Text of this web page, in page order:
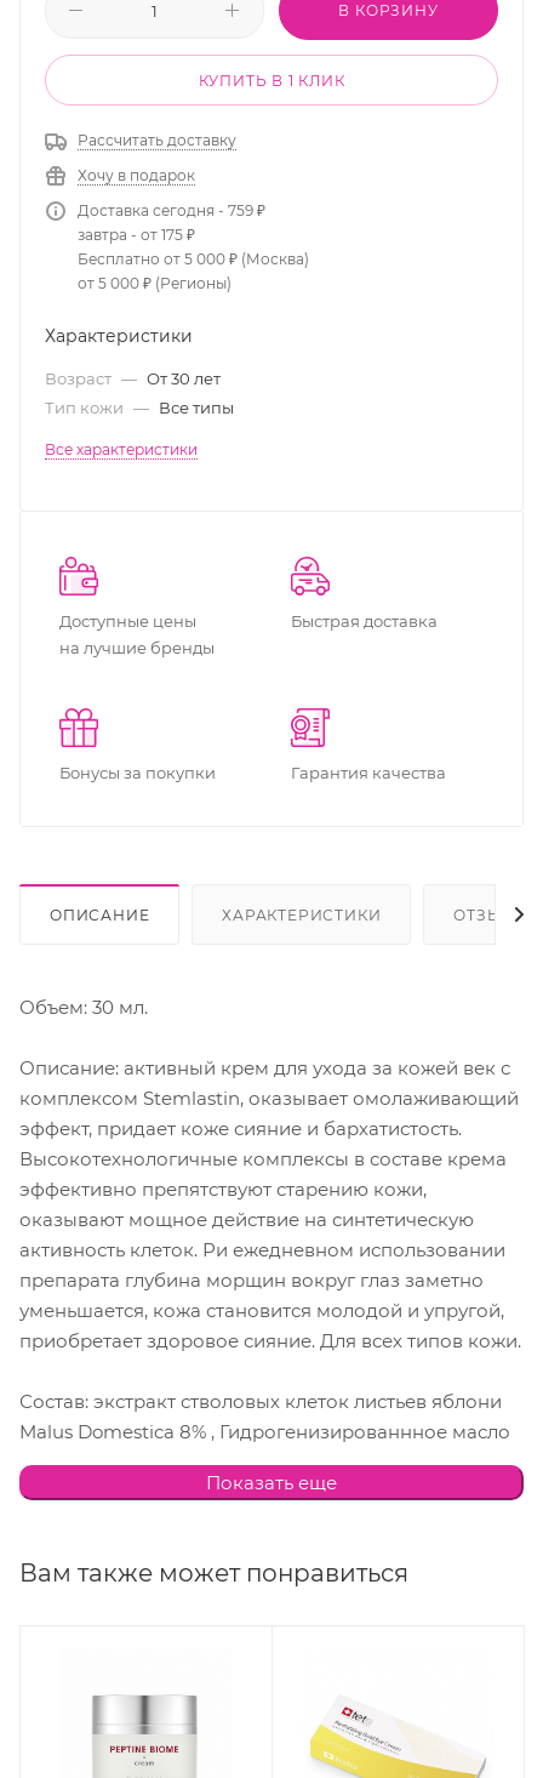
В КОРЗИНУ
КУПИТЬ В 1 КЛИК
Рассчитать доставку
Хочу в подарок
Доставка сегодня - 759 ₽
завтра - от 175 ₽
Бесплатно от 5 000 ₽ (Москва)
от 5 000 ₽ (Регионы)
Характеристики
Возраст — От 30 лет
Тип кожи — Все типы
Все характеристики
Доступные цены
на лучшие бренды
Быстрая доставка
Бонусы за покупки Гарантия качества
ОПИСАНИЕ ХАРАКТЕРИСТИКИ ОТЗЫВЫ
Объем: 30 мл.
Описание: активный крем для ухода за кожей век с
комплексом Stemlastin, оказывает омолаживающий
эффект, придает коже сияние и бархатистость.
Высокотехнологичные комплексы в составе крема
эффективно препятствуют старению кожи,
оказывают мощное действие на синтетическую
активность клеток. Ри ежедневном использовании
препарата глубина морщин вокруг глаз заметно
уменьшается, кожа становится молодой и упругой,
приобретает здоровое сияние. Для всех типов кожи.
Состав: экстракт стволовых клеток листьев яблони
Malus Domestica 8% , Гидрогенизированнное масло
ксимелии 4%, Масло Ши, Масло жожоба,
Ниацинамид (B3), Витамин E, Экстракт плодов
виноградной косточки, Экстракт рододендрона,
Показать еще
Вам также может понравиться